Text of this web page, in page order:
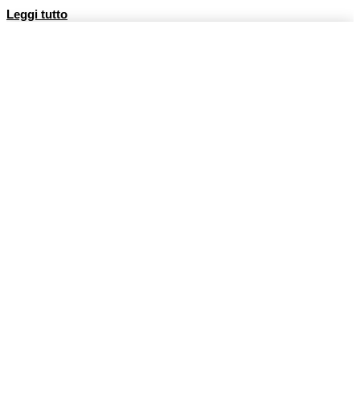
Leggi tutto